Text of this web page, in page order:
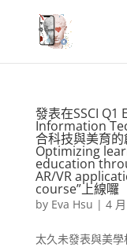
發表在SSCI
Information
合科技與美育
Optimizing
education
AR/VR
course”上線囉
by Eva Hsu | 4
太久未發表與美